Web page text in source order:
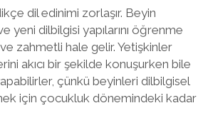
dil edinimi zorlaşır. Beyin
yeni dilbilgisi yapılarını öğrenme
zahmetli hale gelir. Yetişkinler
akıcı bir şekilde konuşurken bile
çünkü beyinleri dilbilgisel
için çocukluk dönemindeki kadar